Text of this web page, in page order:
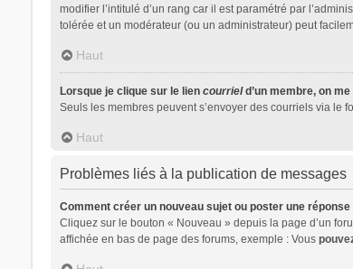
modifier l’intitulé d’un rang car il est paramétré par
tolérée et un modérateur (ou un administrateur) peut
Haut
Lorsque je clique sur le lien courrield’un membre, on
Seuls les membres peuvent s’envoyer des courriels via le
Haut
Problèmes liés à la publication de messages
Comment créer un nouveau sujet ou poster une réponse
Cliquez sur le bouton « Nouveau » depuis la page d’un
affichée en bas de page des forums, exemple : Vous